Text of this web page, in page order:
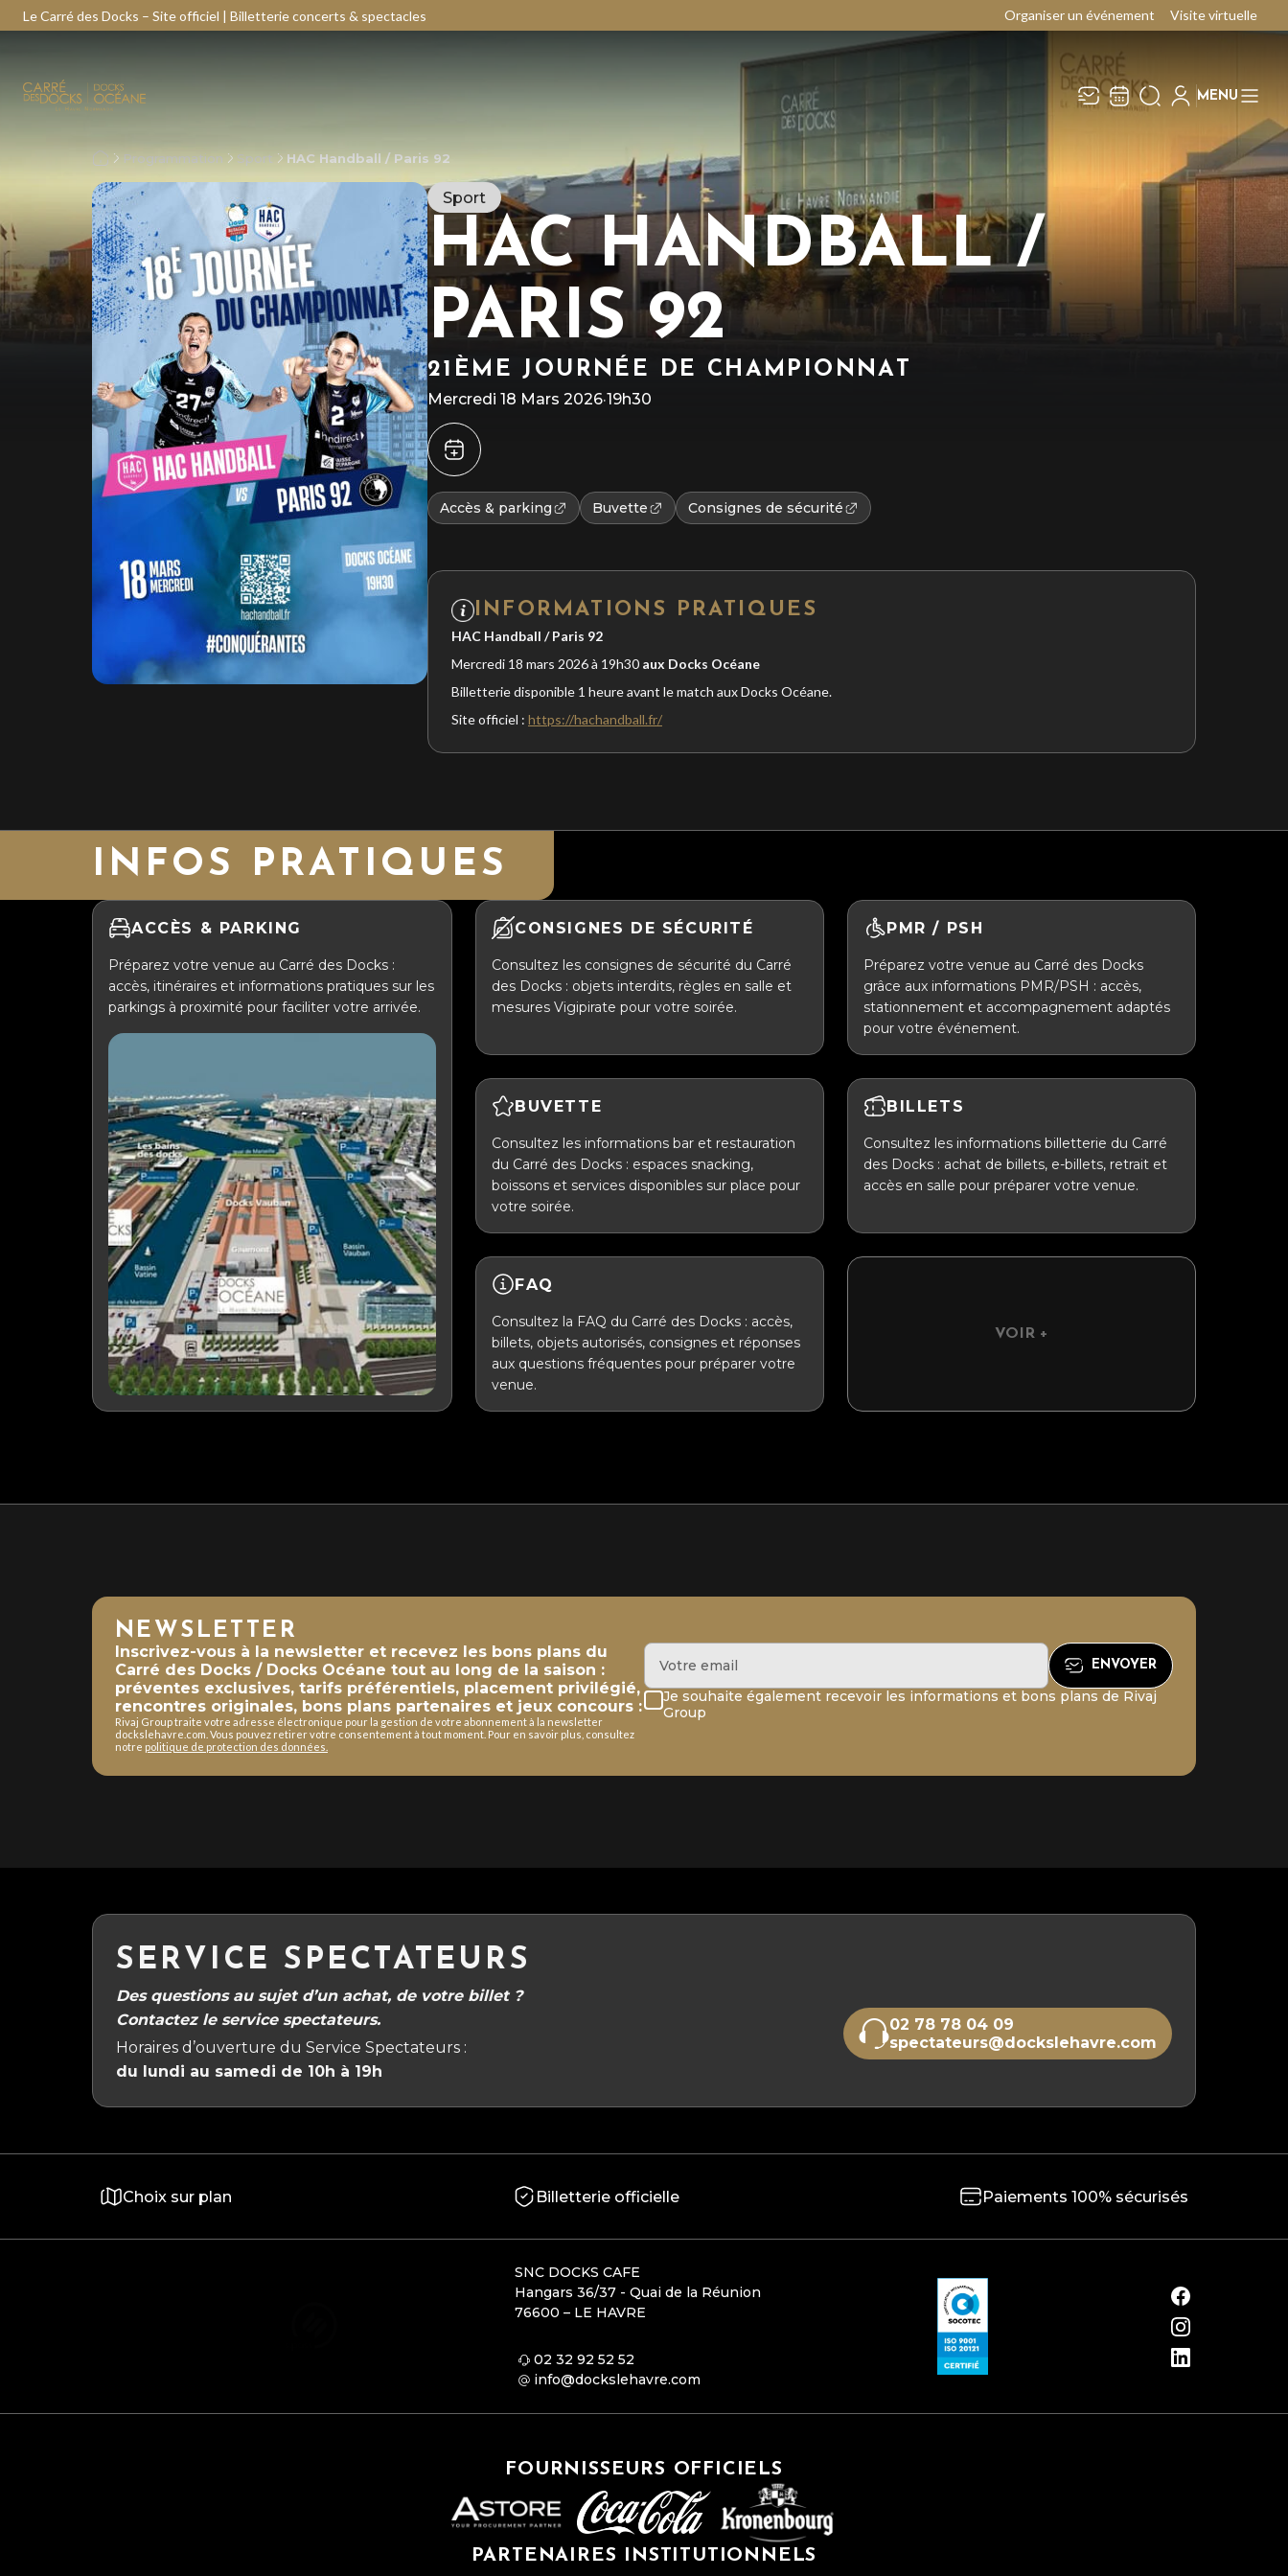
Le Carré des Docks – Site officiel | Billetterie concerts & spectacles Organiser un événement Visite virtuelle
Recevez toute l’actualité en
vous abonnant à notre
newsletter :
ENVOYER
Rivaj Group traite votre adresse électronique pour
la gestion de votre abonnement à la newsletter de
Le Carré des Docks / Docks Océane
MENU
Programmation Sport HAC Handball / Paris 92
Sport
HAC HANDBALL /
PARIS 92
21ÈME JOURNÉE DE CHAMPIONNAT
Mercredi 18 Mars 2026·19h30
Accès & parking Buvette Consignes de sécurité
INFORMATIONS PRATIQUES
HAC Handball / Paris 92
Mercredi 18 mars 2026 à 19h30 aux Docks Océane
Billetterie disponible 1 heure avant le match aux Docks Océane.
Site officiel : https://hachandball.fr/
INFOS PRATIQUES
ACCÈS & PARKING
Préparez votre venue au Carré des Docks :
accès, itinéraires et informations pratiques sur les
parkings à proximité pour faciliter votre arrivée.
CONSIGNES DE SÉCURITÉ
Consultez les consignes de sécurité du Carré
des Docks : objets interdits, règles en salle et
mesures Vigipirate pour votre soirée.
PMR / PSH
Préparez votre venue au Carré des Docks
grâce aux informations PMR/PSH : accès,
stationnement et accompagnement adaptés
pour votre événement.
BUVETTE
Consultez les informations bar et restauration
du Carré des Docks : espaces snacking,
boissons et services disponibles sur place pour
votre soirée.
BILLETS
Consultez les informations billetterie du Carré
des Docks : achat de billets, e-billets, retrait et
accès en salle pour préparer votre venue.
FAQ
Consultez la FAQ du Carré des Docks : accès,
billets, objets autorisés, consignes et réponses
aux questions fréquentes pour préparer votre
venue.
VOIR +
NEWSLETTER
Inscrivez-vous à la newsletter et recevez les bons plans du
Carré des Docks / Docks Océane tout au long de la saison :
préventes exclusives, tarifs préférentiels, placement privilégié,
rencontres originales, bons plans partenaires et jeux concours :
Rivaj Group traite votre adresse électronique pour la gestion de votre abonnement à la newsletter
dockslehavre.com. Vous pouvez retirer votre consentement à tout moment. Pour en savoir plus, consultez
notre politique de protection des données.
Je souhaite également recevoir les informations et bons plans de Rivaj
Group
SERVICE SPECTATEURS
Des questions au sujet d’un achat, de votre billet ?
Contactez le service spectateurs.
Horaires d’ouverture du Service Spectateurs :
du lundi au samedi de 10h à 19h
02 78 78 04 09
spectateurs@dockslehavre.com
Choix sur plan Billetterie officielle Paiements 100% sécurisés
SNC DOCKS CAFE
Hangars 36/37 - Quai de la Réunion
76600 – LE HAVRE
02 32 92 52 52
info@dockslehavre.com
FOURNISSEURS OFFICIELS
PARTENAIRES INSTITUTIONNELS